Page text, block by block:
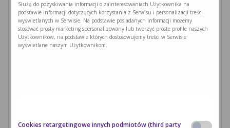
PODUSZKI Z PAPIERU RYŻOWEGO Z
JACKFRUITEM I WARZYWAMI
Czytaj dalej >
Służą do pozyskiwania informacji o zainteresowaniach Użytkownika na
podstawie informacji dotyczących korzystania z Serwisu i personalizacji treści
wyświetlanych w Serwisie. Na podstawie posiadanych informacji możemy
stosować prosty marketing spersonalizowany lub tworzyć proste profile naszych
Użytkowników, na podstawie których dostosowujemy treści w Serwisie
wyświetlane naszym Użytkownikom.
Cookies retargetingowe innych podmiotów (third party